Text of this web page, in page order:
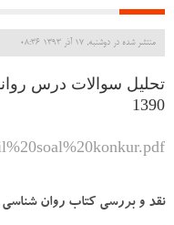
منتشر شده در دوشنبه, 17 آذر 1393 08:36
تحلیل سوالات درس
1390
نقد و بررسی کتاب روان شناسی